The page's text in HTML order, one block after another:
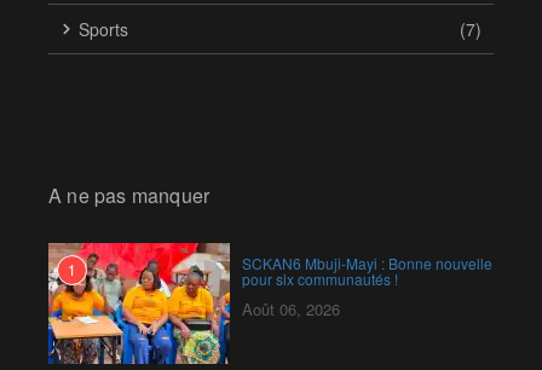
Sports (7)
A ne pas manquer
1 SCKAN6 Mbuji-Mayi : Bonne nouvelle
pour six communautés !
Août 06, 2026